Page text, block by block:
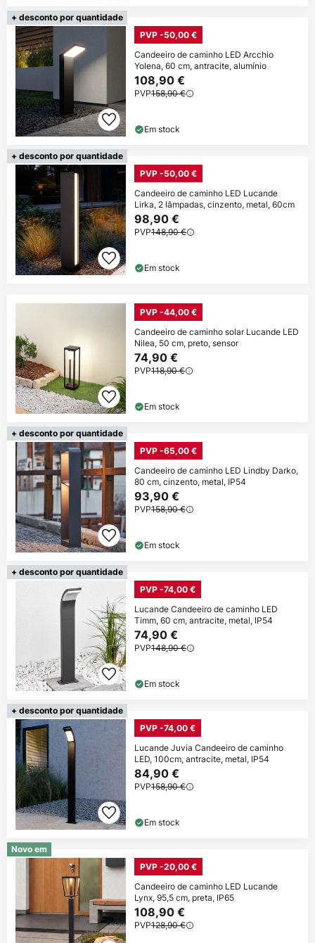
+ desconto por quantidade
PVP -50,00 €
Candeeiro de caminho LED Arcchio
Yolena, 60 cm, antracite, alumínio
108,90 €
PVP158,90 €
Em stock
+ desconto por quantidade
PVP -50,00 €
Candeeiro de caminho LED Lucande
Lirka, 2 lâmpadas, cinzento, metal, 60cm
98,90 €
PVP148,90 €
Em stock
PVP -44,00 €
Candeeiro de caminho solar Lucande LED
Nilea, 50 cm, preto, sensor
74,90 €
PVP118,90 €
Em stock
+ desconto por quantidade
PVP -65,00 €
Candeeiro de caminho LED Lindby Darko,
80 cm, cinzento, metal, IP54
93,90 €
PVP158,90 €
Em stock
+ desconto por quantidade
PVP -74,00 €
Lucande Candeeiro de caminho LED
Timm, 60 cm, antracite, metal, IP54
74,90 €
PVP148,90 €
Em stock
+ desconto por quantidade
PVP -74,00 €
Lucande Juvia Candeeiro de caminho
LED, 100cm, antracite, metal, IP54
84,90 €
PVP158,90 €
Em stock
Novo em
PVP -20,00 €
Candeeiro de caminho LED Lucande
Lynx, 95,5 cm, preta, IP65
108,90 €
PVP128,90 €